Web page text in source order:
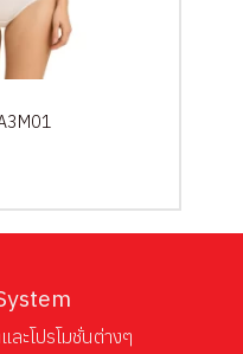
ะโปรโมชั่นต่างๆ